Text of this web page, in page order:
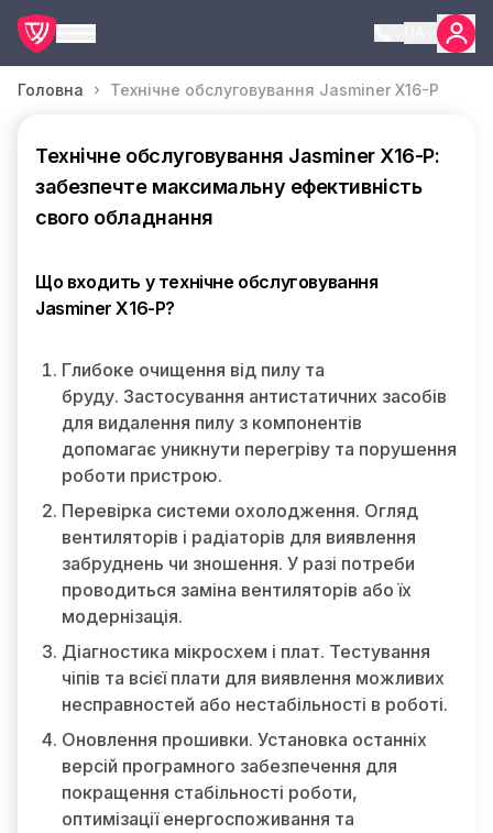
Головна Технічне обслуговування Jasminer X16-P
Технічне обслуговування Jasminer X16-P:
забезпечте максимальну ефективність
свого обладнання
Що входить у технічне обслуговування
Jasminer X16-P?
Глибоке очищення від пилу та
бруду. Застосування антистатичних засобів
для видалення пилу з компонентів
допомагає уникнути перегріву та порушення
роботи пристрою.
Перевірка системи охолодження. Огляд
вентиляторів і радіаторів для виявлення
забруднень чи зношення. У разі потреби
проводиться заміна вентиляторів або їх
модернізація.
Діагностика мікросхем і плат. Тестування
чіпів та всієї плати для виявлення можливих
несправностей або нестабільності в роботі.
Оновлення прошивки. Установка останніх
версій програмного забезпечення для
покращення стабільності роботи,
оптимізації енергоспоживання та